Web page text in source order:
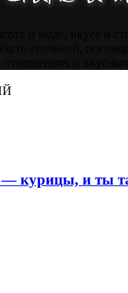
— курицы, и ты